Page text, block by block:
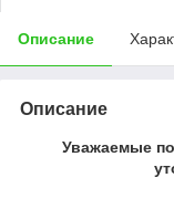
Описание
Описание
Уважаемые